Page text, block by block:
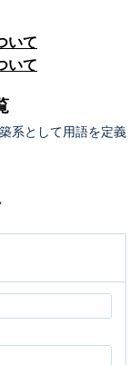
いて
いて
系として用語を定義